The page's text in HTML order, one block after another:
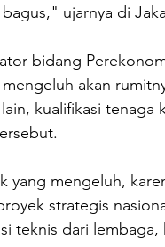
ujarnya di
akan
kualifikasi
yang mengeluh,
strategis
teknis dari